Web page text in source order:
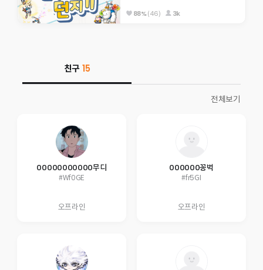
88%(46) 3k
친구 15
전체보기
00000000000무디
#Wf0GE
오프라인
000000꽁벅
#fr5GI
오프라인